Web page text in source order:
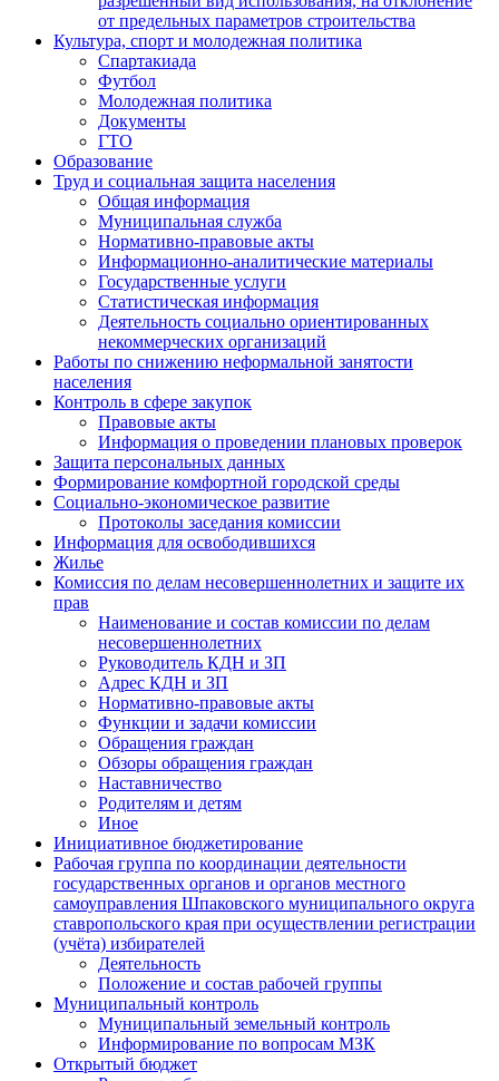
от предельных параметров строительства
Культура, спорт и молодежная политика
Спартакиада
Футбол
Молодежная политика
Документы
ГТО
Образование
Труд и социальная защита населения
Общая информация
Муниципальная служба
Нормативно-правовые акты
Информационно-аналитические материалы
Государственные услуги
Статистическая информация
Деятельность социально ориентированных
некоммерческих организаций
Работы по снижению неформальной занятости
населения
Контроль в сфере закупок
Правовые акты
Информация о проведении плановых проверок
Защита персональных данных
Формирование комфортной городской среды
Социально-экономическое развитие
Протоколы заседания комиссии
Информация для освободившихся
Жилье
Комиссия по делам несовершеннолетних и защите их
прав
Наименование и состав комиссии по делам
несовершеннолетних
Руководитель КДН и ЗП
Адрес КДН и ЗП
Нормативно-правовые акты
Функции и задачи комиссии
Обращения граждан
Обзоры обращения граждан
Наставничество
Родителям и детям
Иное
Инициативное бюджетирование
Рабочая группа по координации деятельности
государственных органов и органов местного
самоуправления Шпаковского муниципального округа
ставропольского края при осуществлении регистрации
(учёта) избирателей
Деятельность
Положение и состав рабочей группы
Муниципальный контроль
Муниципальный земельный контроль
Информирование по вопросам МЗК
Открытый бюджет